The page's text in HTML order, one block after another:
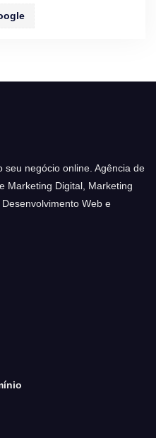
seu negócio online. Agência de
Marketing Digital, Marketing
Web e